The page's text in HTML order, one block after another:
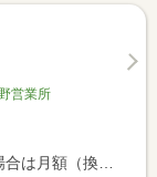
営業所
時間額を表示しています。